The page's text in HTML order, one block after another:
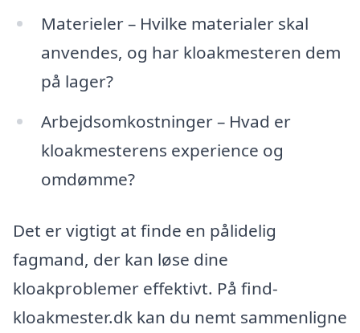
Materieler – Hvilke materialer skal
anvendes, og har kloakmesteren dem
på lager?
Arbejdsomkostninger – Hvad er
kloakmesterens experience og
omdømme?
Det er vigtigt at finde en pålidelig
fagmand, der kan løse dine
kloakproblemer effektivt. På find-
kloakmester.dk kan du nemt sammenligne